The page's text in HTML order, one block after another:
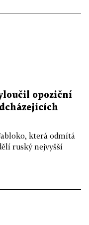
opoziční
která odmítá
ruský nejvyšší